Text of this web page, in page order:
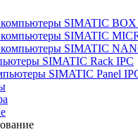
SIMATIC BOX
SIMATIC
SIMATIC
SIMATIC Rack IPC
SIMATIC Panel